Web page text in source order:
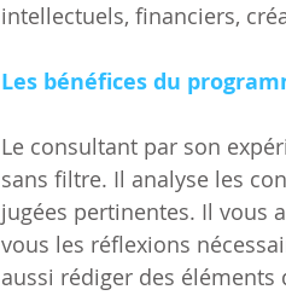
intellectuels, financiers,
Les bénéfices du
Le consultant par son
sans filtre. Il analyse les
jugées pertinentes. Il vous
vous les réflexions
aussi rédiger des